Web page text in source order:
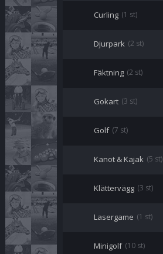
Curling (1 st)
Djurpark (2 st)
Fäktning (2 st)
Gokart (3 st)
Golf (7 st)
Kanot & Kajak (5 st)
Klättervägg (3 st)
Lasergame (1 st)
Minigolf (10 st)